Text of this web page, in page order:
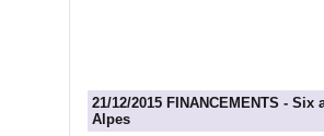
21/12/2015 FINANCEMENTS -
Alpes